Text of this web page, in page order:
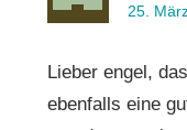
25.
Lieber engel,
ebenfalls eine